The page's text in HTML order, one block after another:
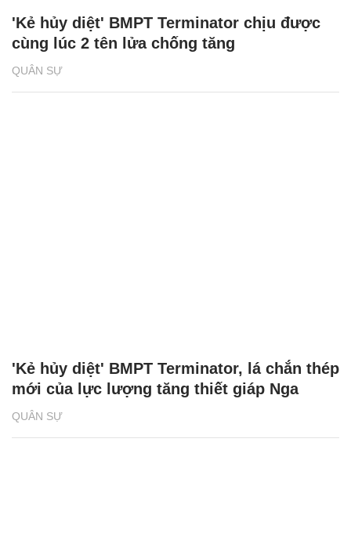
QUÂN SỰ
'Kẻ hủy diệt' BMPT Terminator chịu được
cùng lúc 2 tên lửa chống tăng
QUÂN SỰ
'Kẻ hủy diệt' BMPT Terminator, lá chắn thép
mới của lực lượng tăng thiết giáp Nga